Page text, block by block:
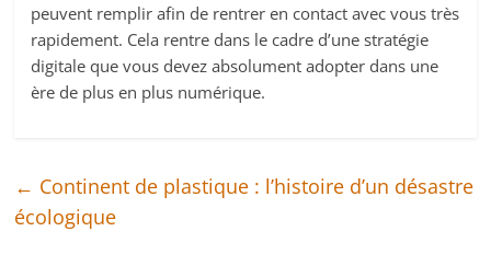
peuvent remplir afin de rentrer en contact avec vous très
rapidement. Cela rentre dans le cadre d’une stratégie
digitale que vous devez absolument adopter dans une
ère de plus en plus numérique.
← Continent de plastique : l’histoire d’un désastre
écologique